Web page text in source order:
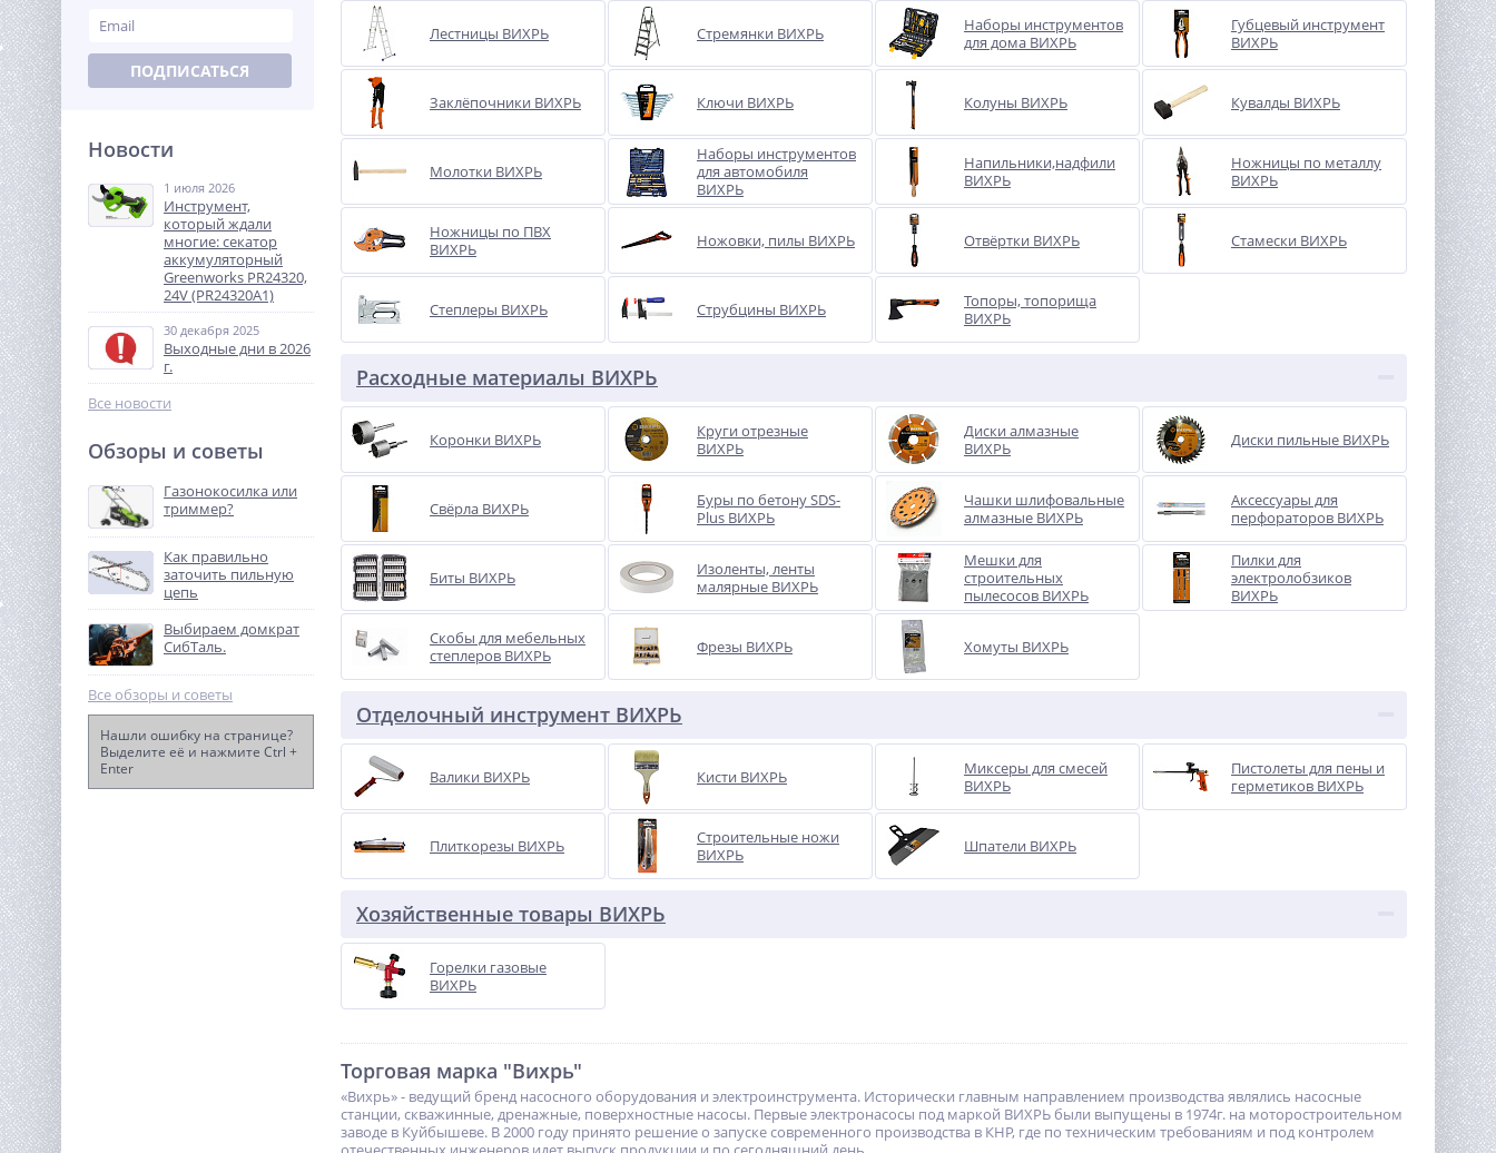
Бензопила Huter BS-2800M
8 790руб.
%
Аккумулятор Greenworks
(2914907)
9 990
%
Торцовочная пила акк.
Greenworks GD24MS216,
ПОДПИСАТЬСЯ
Новости
1 июля 2026
Инструмент,
который ждали
многие: секатор
аккумуляторный
Greenworks PR24320,
24V (PR24320A1)
30 декабря 2025
Выходные дни в 2026
г.
Все новости
Обзоры и советы
Газонокосилка или
триммер?
Как правильно
заточить пильную
цепь
Выбираем домкрат
СибТаль.
Все обзоры и советы
Нашли ошибку на странице?
Выделите её и нажмите Ctrl +
Enter
Лестницы ВИХРЬ Стремянки ВИХРЬ
Наборы инструментов
для дома ВИХРЬ
Губцевый инструмент
ВИХРЬ
Заклёпочники ВИХРЬ Ключи ВИХРЬ Колуны ВИХРЬ Кувалды ВИХРЬ
Молотки ВИХРЬ
Наборы инструментов
для автомобиля
ВИХРЬ
Напильники,надфили
ВИХРЬ
Ножницы по металлу
ВИХРЬ
Ножницы по ПВХ
ВИХРЬ
Ножовки, пилы ВИХРЬ Отвёртки ВИХРЬ Стамески ВИХРЬ
Степлеры ВИХРЬ Струбцины ВИХРЬ
Топоры, топорища
ВИХРЬ
Расходные материалы ВИХРЬ
Коронки ВИХРЬ
Круги отрезные
ВИХРЬ
Диски алмазные
ВИХРЬ
Диски пильные ВИХРЬ
Свёрла ВИХРЬ
Буры по бетону SDS-
Plus ВИХРЬ
Чашки шлифовальные
алмазные ВИХРЬ
Аксессуары для
перфораторов ВИХРЬ
Биты ВИХРЬ
Изоленты, ленты
малярные ВИХРЬ
Мешки для
строительных
пылесосов ВИХРЬ
Пилки для
электролобзиков
ВИХРЬ
Скобы для мебельных
степлеров ВИХРЬ
Фрезы ВИХРЬ Хомуты ВИХРЬ
Отделочный инструмент ВИХРЬ
Валики ВИХРЬ Кисти ВИХРЬ
Миксеры для смесей
ВИХРЬ
Пистолеты для пены и
герметиков ВИХРЬ
Плиткорезы ВИХРЬ
Строительные ножи
ВИХРЬ
Шпатели ВИХРЬ
Хозяйственные товары ВИХРЬ
Горелки газовые
ВИХРЬ
Торговая марка "Вихрь"
«Вихрь» - ведущий бренд насосного оборудования и электроинструмента. Исторически главным направлением производства являлись насосные
станции, скважинные, дренажные, поверхностные насосы. Первые электронасосы под маркой ВИХРЬ были выпущены в 1974г. на моторостроительном
заводе в Куйбышеве. В 2000 году принято решение о запуске современного производства в КНР, где по техническим требованиям и под контролем